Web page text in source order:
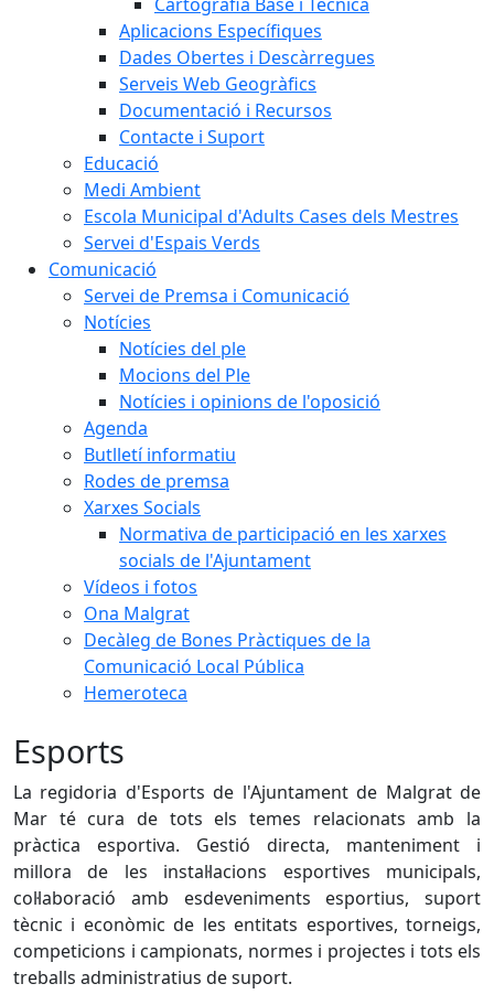
Aplicacions Específiques
Dades Obertes i Descàrregues
Serveis Web Geogràfics
Documentació i Recursos
Contacte i Suport
Educació
Medi Ambient
Escola Municipal d'Adults Cases dels Mestres
Servei d'Espais Verds
Comunicació
Servei de Premsa i Comunicació
Notícies
Notícies del ple
Mocions del Ple
Notícies i opinions de l'oposició
Agenda
Butlletí informatiu
Rodes de premsa
Xarxes Socials
Normativa de participació en les xarxes
socials de l'Ajuntament
Vídeos i fotos
Ona Malgrat
Decàleg de Bones Pràctiques de la
Comunicació Local Pública
Hemeroteca
Esports
La regidoria d'Esports de l'Ajuntament de Malgrat de
Mar té cura de tots els temes relacionats amb la
pràctica esportiva. Gestió directa, manteniment i
millora de les instal·lacions esportives municipals,
col·laboració amb esdeveniments esportius, suport
tècnic i econòmic de les entitats esportives, torneigs,
competicions i campionats, normes i projectes i tots els
treballs administratius de suport.